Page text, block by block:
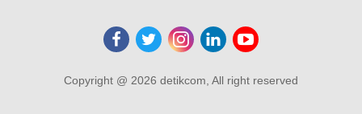
Copyright @ 2026 detikcom, All right reserved